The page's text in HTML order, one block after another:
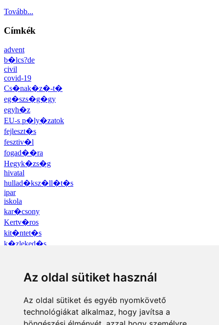
Az oldal sütiket használ
Az oldal sütiket és egyéb nyomkövető
technológiákat alkalmaz, hogy javítsa a
Tovább...
Címkék
advent
b�lcs?de
civil
covid-19
Cs�nak�z�-t�
eg�szs�g�gy
egyh�z
EU-s p�ly�zatok
fejleszt�s
fesztiv�l
fogad��ra
Hegyk�zs�g
hivatal
hullad�ksz�ll�t�s
ipar
iskola
kar�csony
Kertv�ros
kit�ntet�s
k�zleked�s
N�dasdy-v�r
�nkorm�nyzat
�voda
p�ly�zat
P�ntekfalu